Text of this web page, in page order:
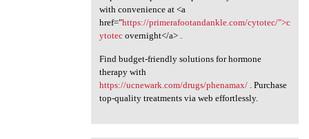
with convenience at <a
href="https://primerafootandankle.com/cytotec/">c
ytotecovernight</a> .
Find budget-friendly solutions for hormone
therapy with
https://ucnewark.com/drugs/phenamax/. Purchase
top-quality treatments via web effortlessly.